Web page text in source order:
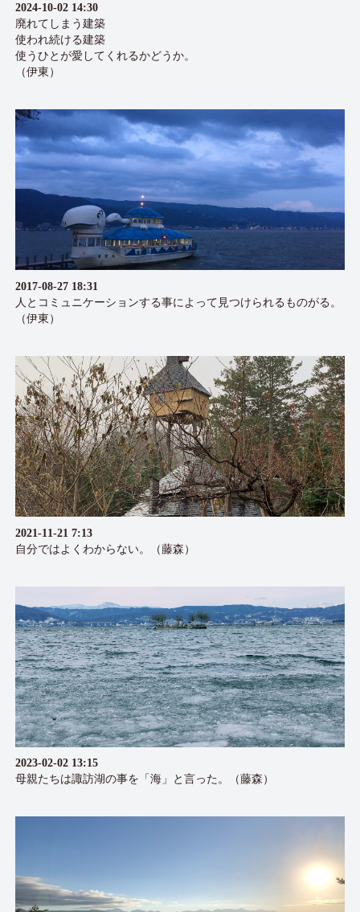
2024-10-02 14:30
廃れてしまう建築
使われ続ける建築
使うひとが愛してくれるかどうか。
（伊東）
2017-08-27 18:31
人とコミュニケーションする事によって見つけられるものがる。
（伊東）
2021-11-21 7:13
自分ではよくわからない。（藤森）
2023-02-02 13:15
母親たちは諏訪湖の事を「海」と言った。（藤森）